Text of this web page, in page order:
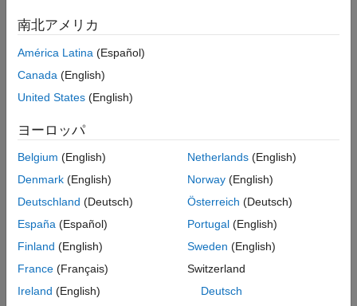
Description
Predicates
ThePQLclassNestedNamespaceSpecifierrepresents the node
nested_namespace_specifier
Type
Syntaxes
Version History
How useful was this information?
南北アメリカ
América Latina (Español)
Canada (English)
United States (English)
ヨーロッパ
Belgium (English)
Denmark (English)
Deutschland (Deutsch)
España (Español)
Finland (English)
France (Français)
Ireland (English)
Netherlands(English)
Norway(English)
Österreich (Deutsch)
Portugal(English)
Sweden (English)
Switzerland
Deutsch